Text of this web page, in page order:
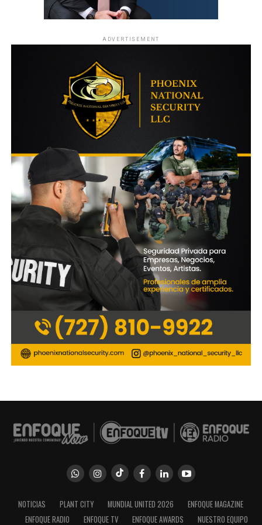
ADVERTISEMENT
NOTICIAS PLANT CITY MUNDIAL UNITED 2026
ENFOQUE MAGAZINE
ENFOQUE RADIO
ENFOQUE TV ENFOQUE AWARDS NUESTRO EQUIPO